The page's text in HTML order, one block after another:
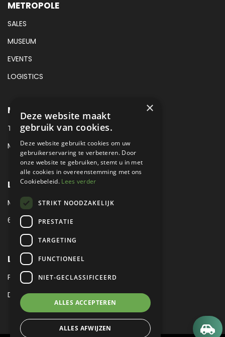
METROPOLE
SALES
MUSEUM
EVENTS
LOGISTICS
METROPOLE SALES CONTACT
TEL:+31 (0) 88 425 94 00
MAIL:SALES@METROPOLE.NL
LOCATIE
MEUBELLAAN 1 / VIA ENZO FERRARI
6651 KV DRUTEN / THE NETHERLANDS
LEGAL
PRIVACY VERKLARING
DISCLAIMER|SITEMAP
×
Deze website maakt
gebruik van cookies.
Deze website gebruikt cookies om uw
gebruikerservaring te verbeteren. Door
onze website te gebruiken, stemt u in met
alle cookies in overeenstemming met ons
Cookiebeleid. Lees verder
STRIKT NOODZAKELIJK
PRESTATIE
TARGETING
FUNCTIONEEL
NIET-GECLASSIFICEERD
ALLES ACCEPTEREN
ALLES AFWIJZEN